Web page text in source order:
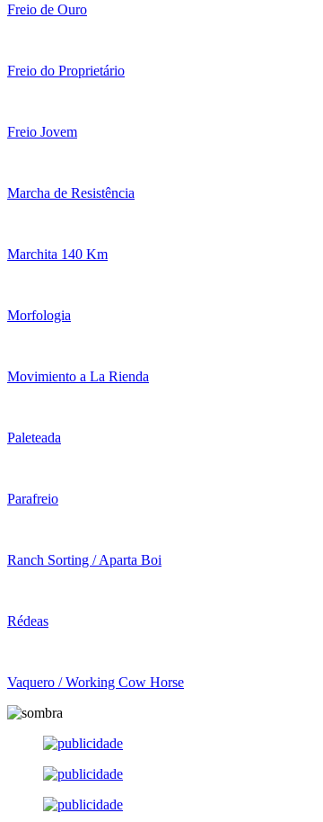
Freio de Ouro
Freio do Proprietário
Freio Jovem
Marcha de Resistência
Marchita 140 Km
Morfologia
Movimiento a La Rienda
Paleteada
Parafreio
Ranch Sorting / Aparta Boi
Rédeas
Vaquero / Working Cow Horse